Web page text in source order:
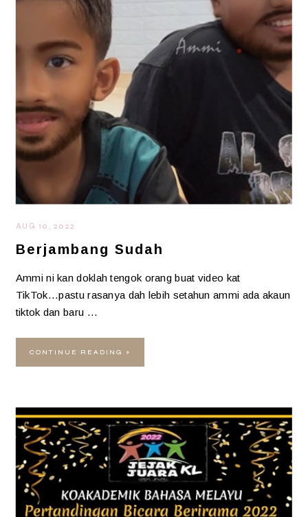
AUG 10, 2022
Berjambang Sudah
Ammi ni kan doklah tengok orang buat video kat
TikTok...pastu rasanya dah lebih setahun ammi ada akaun
tiktok dan baru …
CONTINUE READING »